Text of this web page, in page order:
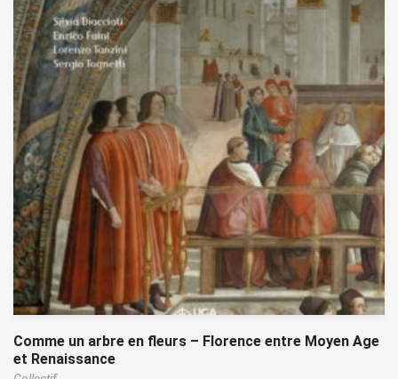
Comme un arbre en fleurs – Florence entre Moyen Age
et Renaissance